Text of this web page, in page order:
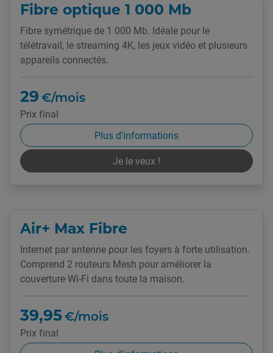
Fibre optique 1 000 Mb
Fibre symétrique de 1 000 Mb. Idéale pour le
télétravail, le streaming 4K, les jeux vidéo et plusieurs
appareils connectés.
29 €/mois
Prix final
Plus d'informations
Je le veux !
Air+ Max Fibre
Internet par antenne pour les foyers à forte utilisation.
Comprend 2 routeurs Mesh pour améliorer la
couverture Wi-Fi dans toute la maison.
39,95 €/mois
Prix final